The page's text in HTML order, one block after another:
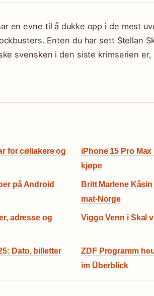
en evne til å dukke opp i de mest
Enten du har sett Stellan
svensken i den siste krimserien
for cøliakere og
iPhone 15 Pro
kjøpe
på Android
Britt Marlene
mat-Norge
adresse og
Viggo Venn i Skal
Dato, billetter
ZDF Programm
im Überblick